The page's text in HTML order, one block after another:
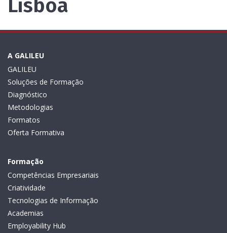
Lisboa
A GALILEU
GALILEU
Soluções de Formação
Diagnóstico
Metodologias
Formatos
Oferta Formativa
Formação
Competências Empresariais
Criatividade
Tecnologias de Informação
Academias
Employability Hub